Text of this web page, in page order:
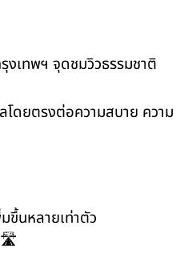
งเทพฯ จุดชมวิวธรรมชาติ
โดยตรงต่อความสบาย ความ
ขึ้นหลายเท่าตัว
🛣️